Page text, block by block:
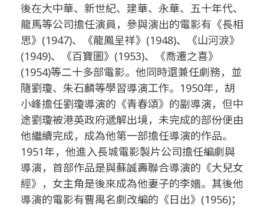
後在大中華、新世紀、建華、永華、五十年代、
龍馬等公司擔任演員，參與演出的電影有《長相
思》(1947)、《龍鳳呈祥》(1948)、《山河淚》
(1949)、《百寶圖》(1953)、《喬遷之喜》
(1954)等二十多部電影。他同時還兼任劇務，並
隨劉瓊、朱石麟等學習導演工作。1950年，胡
小峰擔任劉瓊導演的《青春頌》的副導演，但中
途劉瓊被港英政府遞解出境，未完成的部份便由
他繼續完成，成為他第一部擔任導演的作品。
1951年，他進入長城電影製片公司擔任編劇與
導演，首部作品是與蘇誠壽聯合導演的《大兒女
經》，女主角是後來成為他妻子的李嬙。其後他
導演的電影有曹禺名劇改編的《日出》(1956)；